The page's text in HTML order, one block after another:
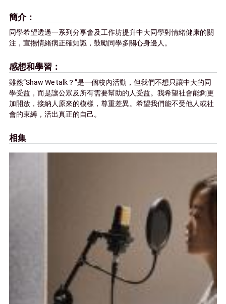
簡介
同學希望透過一系列分享會及工作坊提升中大同學對情緒健康的關
注，宣揚情緒病正確知識，鼓勵同學多關心身邊人。
感想和學習
雖然“Shaw We talk？”是一個校內活動，但我們不想只讓中大的同
學受益，而是讓公眾及所有需要幫助的人受益。我希望社會能夠更
加開放，接納人原來的模樣，尊重差異。希望我們能不受他人或社
會的束縛，活出真正的自己。
相集